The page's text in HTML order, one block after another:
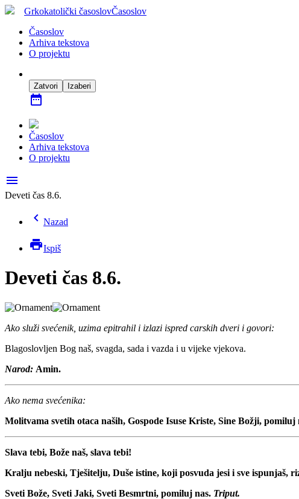
Grkokatolički časoslovČasoslov
Časoslov
Arhiva tekstova
O projektu
Zatvori Izaberi
date_range
Časoslov
Arhiva tekstova
O projektu
menu
Deveti čas 8.6.
chevron_left Nazad
printIspiš
Deveti čas 8.6.
Ako služi svećenik, uzima epitrahil i izlazi ispred carskih dveri i govori:
Blagoslovljen Bog naš, svagda, sada i vazda i u vijeke vjekova.
Narod: Amin.
Ako nema svećenika:
Molitvama svetih otaca naših, Gospode Isuse Kriste, Sine Božji, pomiluj
Slava tebi, Bože naš, slava tebi!
Kralju nebeski, Tješitelju, Duše istine, koji posvuda jesi i sve ispunjaš,
Sveti Bože, Sveti Jaki, Sveti Besmrtni, pomiluj nas. Triput.